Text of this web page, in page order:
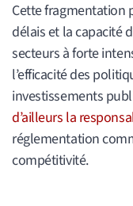
Cette fragmentation
délais et la capacité
secteurs à forte
l’efficacité des
investissements
d’ailleurs la
réglementation
compétitivité.